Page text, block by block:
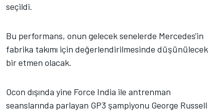
seçildi.
Bu performans, onun gelecek senelerde Mercedes'in
fabrika takımı için değerlendirilmesinde düşünülecek
bir etmen olacak.
Ocon dışında yine Force India ile antrenman
seanslarında parlayan GP3 şampiyonu George Russell